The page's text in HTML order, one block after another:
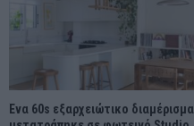
Ένα 60s εξαρχειώτικο διαμέρισμα